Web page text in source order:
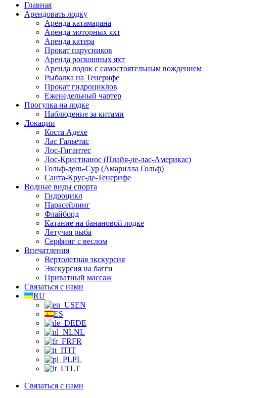
Главная
Арендовать лодку
Аренда катамарана
Аренда моторных яхт
Аренда катера
Прокат парусников
Аренда роскошных яхт
Аренда лодок с самостоятельным вождением
Рыбалка на Тенерифе
Прокат гидроциклов
Еженедельный чартер
Прогулка на лодке
Наблюдение за китами
Локации
Коста Адехе
Лас Гальетас
Лос-Гигантес
Лос-Кристианос (Плайя-де-лас-Америкас)
Гольф-дель-Сур (Амарилла Гольф)
Санта-Крус-де-Тенерифе
Водные виды спорта
Гидроцикл
Парасейлинг
Флайборд
Катание на банановой лодке
Летучая рыба
Серфинг с веслом
Впечатления
Вертолетная экскурсия
Экскурсия на багги
Приватный массаж
Связаться с нами
RU
EN
ES
DE
NL
FR
IT
PL
LT
Связаться с нами